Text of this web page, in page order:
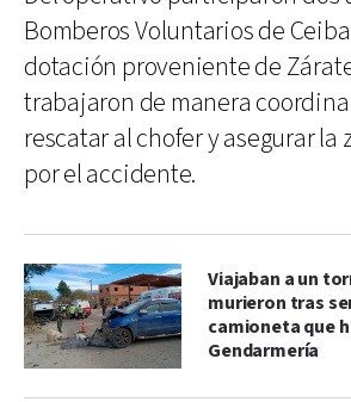
Bomberos Voluntarios de
dotación proveniente de
trabajaron de manera
rescatar al chofer y asegurar la
por el accidente.
Viajaban a un
murieron tras
camioneta que
Gendarmería